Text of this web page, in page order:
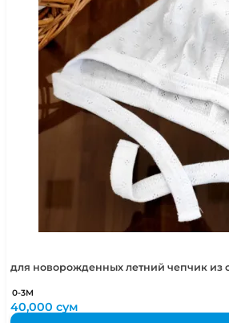
для новорожденных летний чепчик из
0-3М
40,000сум